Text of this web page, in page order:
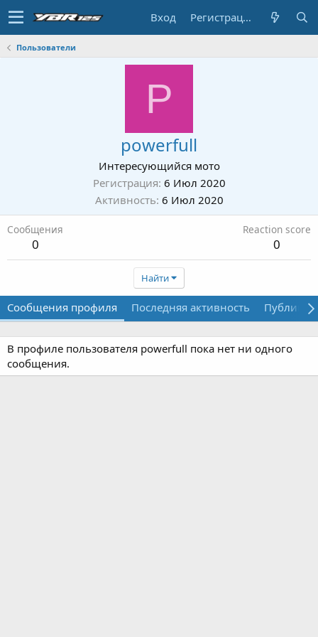
Вход Регистрация
Пользователи
P
powerfull
Интересующийся мото
Регистрация 6 Июл 2020
Активность 6 Июл 2020
Сообщения
0
Reaction score
0
Найти
Сообщения профиля Последняя активность
В профиле пользователя powerfull пока нет ни одного
сообщения.